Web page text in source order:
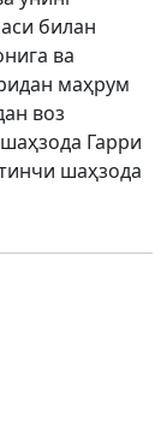
билан
ва
маҳрум
воз
Гарри
шаҳзода